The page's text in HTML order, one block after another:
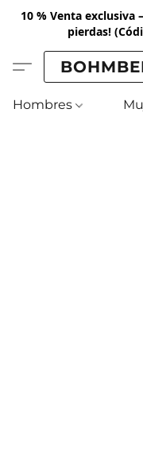
10 % Venta
pierdas!
Hombres